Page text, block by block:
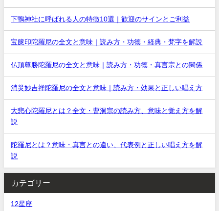
下鴨神社に呼ばれる人の特徴10選｜歓迎のサインとご利益
宝篋印陀羅尼の全文と意味｜読み方・功徳・経典・梵字を解説
仏頂尊勝陀羅尼の全文と意味｜読み方・功徳・真言宗との関係
消災妙吉祥陀羅尼の全文と意味｜読み方・効果と正しい唱え方
大悲心陀羅尼とは？全文・曹洞宗の読み方、意味と覚え方を解
説
陀羅尼とは？意味・真言との違い、代表例と正しい唱え方を解
説
カテゴリー
12星座